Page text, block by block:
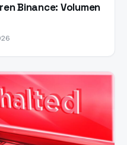
Binance: Volumen